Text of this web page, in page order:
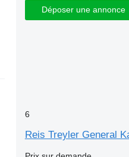
Déposer une annonce
6
Reis Treyler General